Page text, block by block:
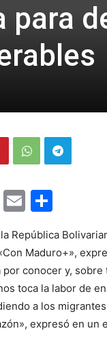
para
WhatsApp
Email
República
Maduro+»,
por conocer y,
toca la labor de
a los
expresó en un